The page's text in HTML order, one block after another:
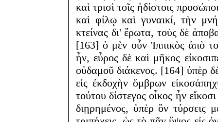
καὶ τρισὶ τοῖς ἡδίστοις
καὶ φίλῳ καὶ γυναικί, τὴν
κτείνας δι' ἔρωτα, τοὺς δὲ
[163] ὁ μὲν οὖν Ἱππικὸς ἀπὸ
ἦν, εὖρος δὲ καὶ μῆκος
οὐδαμοῦ διάκενος. [164] ὑπὲρ
εἰς ἐκδοχὴν ὄμβρων
τούτου δίστεγος οἶκος ἦν
διῃρημένος, ὑπὲρ ὃν τύρσεις